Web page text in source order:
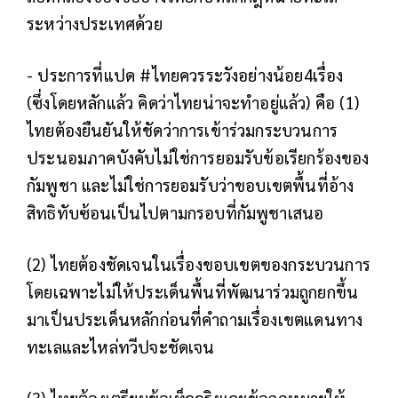
ระหว่างประเทศด้วย
- ประการที่แปด #ไทยควรระวังอย่างน้อย4เรื่อง
(ซึ่งโดยหลักแล้ว คิดว่าไทยน่าจะทำอยู่แล้ว) คือ (1)
ไทยต้องยืนยันให้ชัดว่าการเข้าร่วมกระบวนการ
ประนอมภาคบังคับไม่ใช่การยอมรับข้อเรียกร้องของ
กัมพูชา และไม่ใช่การยอมรับว่าขอบเขตพื้นที่อ้าง
สิทธิทับซ้อนเป็นไปตามกรอบที่กัมพูชาเสนอ
(2) ไทยต้องชัดเจนในเรื่องขอบเขตของกระบวนการ
โดยเฉพาะไม่ให้ประเด็นพื้นที่พัฒนาร่วมถูกยกขึ้น
มาเป็นประเด็นหลักก่อนที่คำถามเรื่องเขตแดนทาง
ทะเลและไหล่ทวีปจะชัดเจน